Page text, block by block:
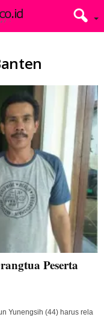
Peserta
Yunengsih (44) harus rela